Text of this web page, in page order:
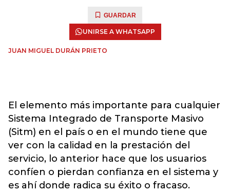
GUARDAR
UNIRSE A WHATSAPP
JUAN MIGUEL DURÁN PRIETO
El elemento más importante para cualquier
Sistema Integrado de Transporte Masivo
(Sitm) en el país o en el mundo tiene que
ver con la calidad en la prestación del
servicio, lo anterior hace que los usuarios
confíen o pierdan confianza en el sistema y
es ahí donde radica su éxito o fracaso.